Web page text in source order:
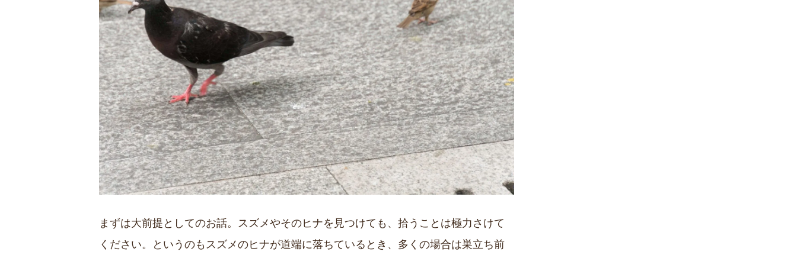
まずは大前提としてのお話。スズメやそのヒナを見つけても、拾うことは極力さけて
ください。というのもスズメのヒナが道端に落ちているとき、多くの場合は巣立ち前